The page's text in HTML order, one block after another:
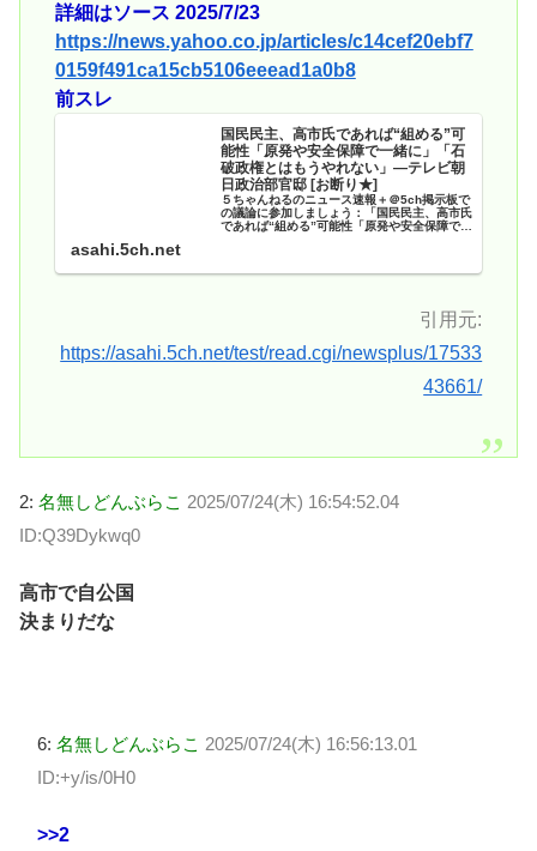
詳細はソース 2025/7/23
https://news.yahoo.co.jp/articles/c14cef20ebf7
0159f491ca15cb5106eeead1a0b8
前スレ
国民民主、高市氏であれば“組める”可
能性「原発や安全保障で一緒に」「石
破政権とはもうやれない」―テレビ朝
日政治部官邸 [お断り★]
５ちゃんねるのニュース速報＋＠5ch掲示板で
の議論に参加しましょう：「国民民主、高市氏
であれば“組める”可能性「原発や安全保障で一
asahi.5ch.net
引用元:
https://asahi.5ch.net/test/read.cgi/newsplus/17533
43661/
2: 名無しどんぶらこ 2025/07/24(木) 16:54:52.04
ID:Q39Dykwq0
高市で自公国
決まりだな
6: 名無しどんぶらこ 2025/07/24(木) 16:56:13.01
ID:+y/is/0H0
>>2